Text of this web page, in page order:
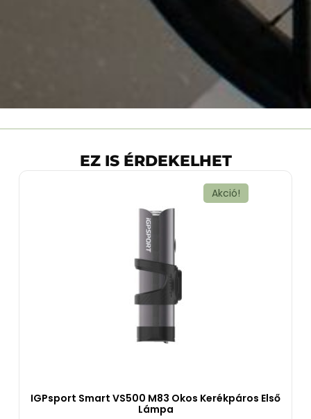
EZ IS ÉRDEKELHET
Akció!
IGPsport Smart VS500 M83 Okos Kerékpáros Első
Lámpa